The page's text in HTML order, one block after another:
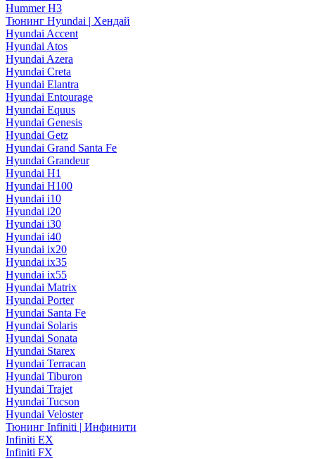
Hummer H3
Тюнинг Hyundai | Хендай
Hyundai Accent
Hyundai Atos
Hyundai Azera
Hyundai Creta
Hyundai Elantra
Hyundai Entourage
Hyundai Equus
Hyundai Genesis
Hyundai Getz
Hyundai Grand Santa Fe
Hyundai Grandeur
Hyundai H1
Hyundai H100
Hyundai i10
Hyundai i20
Hyundai i30
Hyundai i40
Hyundai ix20
Hyundai ix35
Hyundai ix55
Hyundai Matrix
Hyundai Porter
Hyundai Santa Fe
Hyundai Solaris
Hyundai Sonata
Hyundai Starex
Hyundai Terracan
Hyundai Tiburon
Hyundai Trajet
Hyundai Tucson
Hyundai Veloster
Тюнинг Infiniti | Инфинити
Infiniti EX
Infiniti FX